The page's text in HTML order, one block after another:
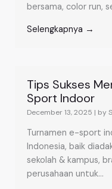
bersama, color run,
Selengkapnya →
Tips Sukses
Sport Indoor
December 13, 2025 | by
Turnamen e-sport
Indonesia, baik
sekolah & kampus,
perusahaan untuk...